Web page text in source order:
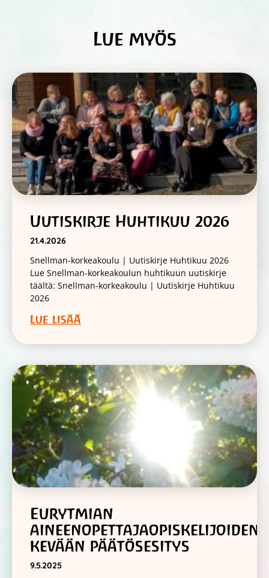
Lue myös
Uutiskirje Huhtikuu 2026
21.4.2026
Snellman-korkeakoulu | Uutiskirje Huhtikuu 2026
Lue Snellman-korkeakoulun huhtikuun uutiskirje
täältä: Snellman-korkeakoulu | Uutiskirje Huhtikuu
2026
Lue lisää
Eurytmian
aineenopettajaopiskelijoiden
kevään päätösesitys
9.5.2025